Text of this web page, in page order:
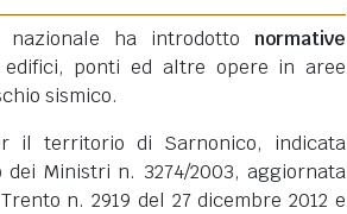
ha introdotto normative
ponti ed altre opere in aree
sismico.
il territorio di Sarnonico, indicata
Ministri n. 3274/2003, aggiornata
n. 2919 del 27 dicembre 2012 e